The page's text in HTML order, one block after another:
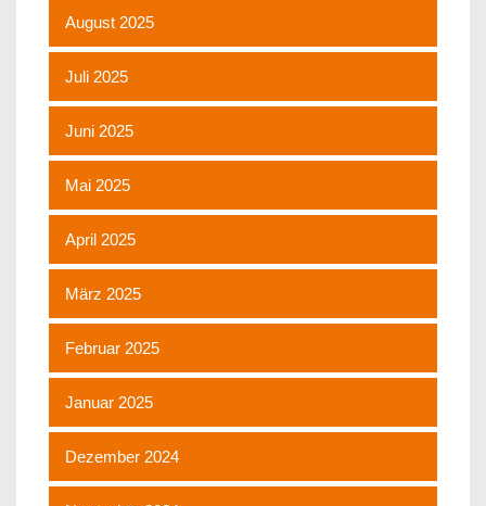
August 2025
Juli 2025
Juni 2025
Mai 2025
April 2025
März 2025
Februar 2025
Januar 2025
Dezember 2024